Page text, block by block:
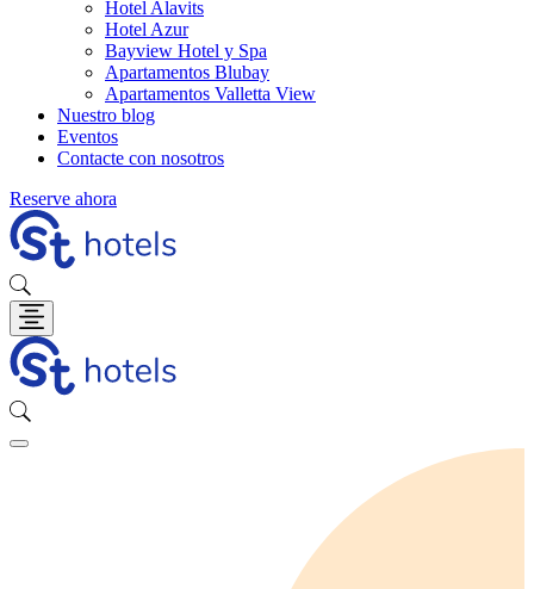
Hotel Alavits
Hotel Azur
Bayview Hotel y Spa
Apartamentos Blubay
Apartamentos Valletta View
Nuestro blog
Eventos
Contacte con nosotros
Reserve ahora